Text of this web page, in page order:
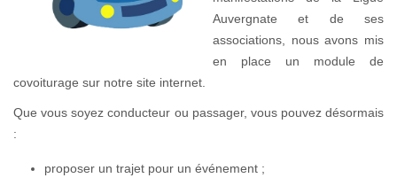
Auvergnate et de ses
associations, nous avons mis
en place un module de
covoiturage sur notre site internet.
Que vous soyez conducteur ou passager, vous pouvez désormais
:
proposer un trajet pour un événement ;